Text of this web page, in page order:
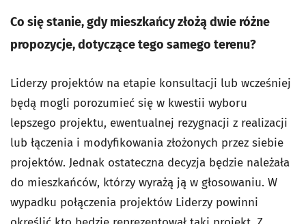
Co się stanie, gdy mieszkańcy złożą dwie różne
propozycje, dotyczące tego samego terenu?
Liderzy projektów na etapie konsultacji lub wcześniej
będą mogli porozumieć się w kwestii wyboru
lepszego projektu, ewentualnej rezygnacji z realizacji
lub łączenia i modyfikowania złożonych przez siebie
projektów. Jednak ostateczna decyzja będzie należała
do mieszkańców, którzy wyrażą ją w głosowaniu. W
wypadku połączenia projektów Liderzy powinni